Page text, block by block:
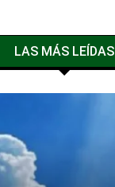
LAS MÁS LEÍDAS